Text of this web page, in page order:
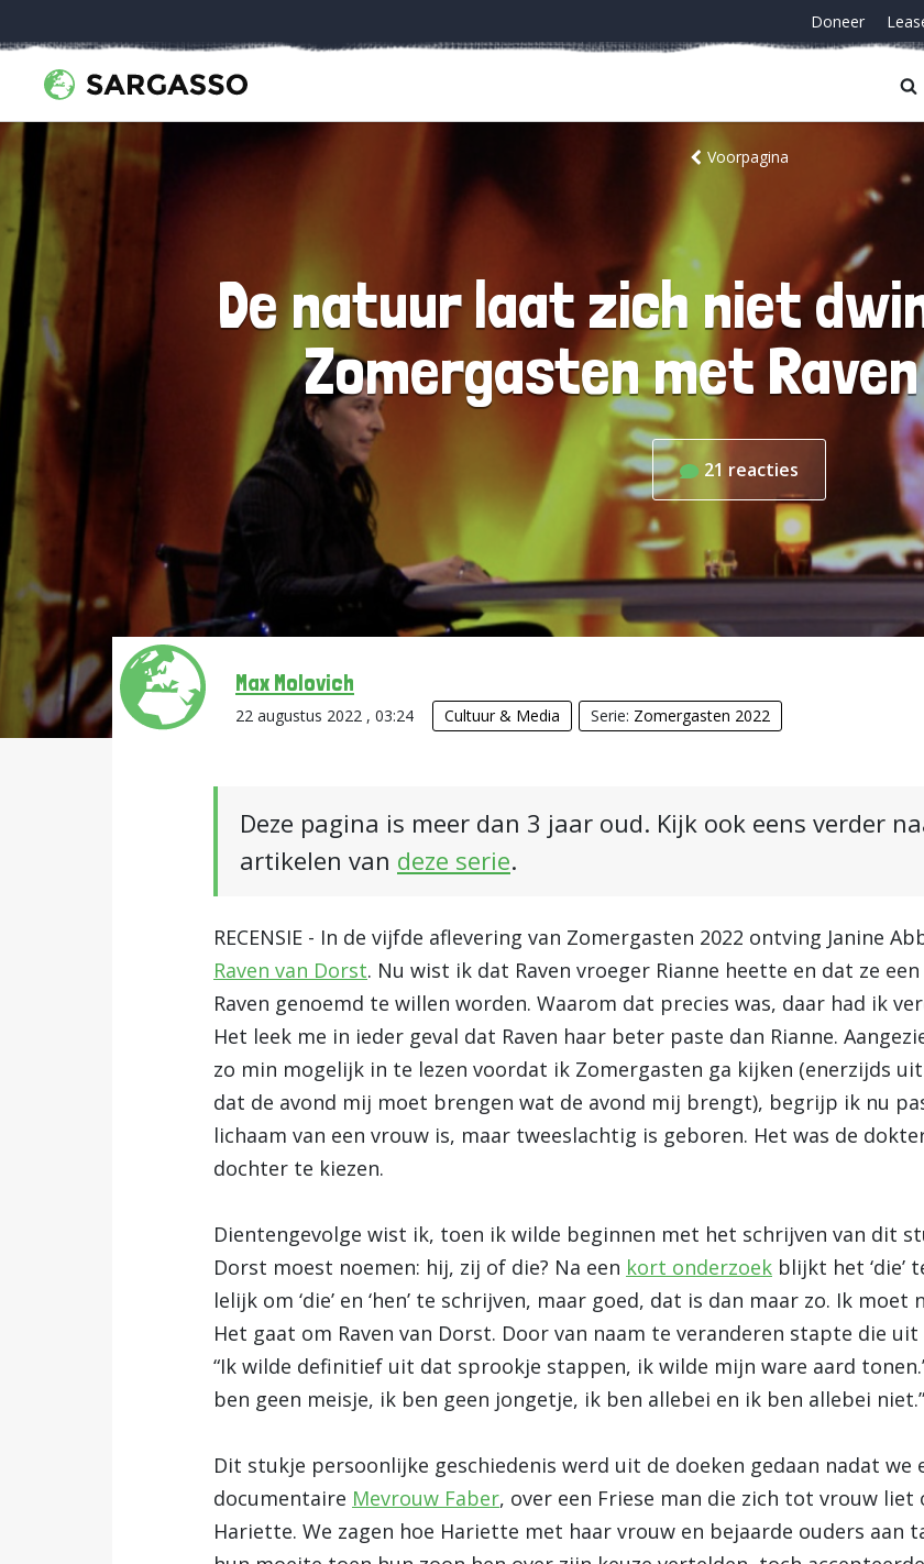
Doneer
Voorpagina
De natuur laat zich niet
Zomergasten met
21 reacties
Max Molovich
22 augustus 2022 , 03:24 Cultuur & Media Serie: Zomergasten 2022
Deze pagina is meer dan 3 jaar oud. Kijk ook eens verder
artikelen van deze serie.
RECENSIE - In de vijfde aflevering van Zomergasten 2022 ontving Janine
Raven van Dorst. Nu wist ik dat Raven vroeger Rianne heette en dat ze
Raven genoemd te willen worden. Waarom dat precies was, daar had ik
Het leek me in ieder geval dat Raven haar beter paste dan Rianne.
zo min mogelijk in te lezen voordat ik Zomergasten ga kijken (enerzijds
dat de avond mij moet brengen wat de avond mij brengt), begrijp ik nu
lichaam van een vrouw is, maar tweeslachtig is geboren. Het was de
dochter te kiezen.
Dientengevolge wist ik, toen ik wilde beginnen met het schrijven van dit
Dorst moest noemen: hij, zij of die? Na een kort onderzoek blijkt het ‘die’
lelijk om ‘die’ en ‘hen’ te schrijven, maar goed, dat is dan maar zo. Ik
Het gaat om Raven van Dorst. Door van naam te veranderen stapte die
“Ik wilde definitief uit dat sprookje stappen, ik wilde mijn ware aard
ben geen meisje, ik ben geen jongetje, ik ben allebei en ik ben allebei niet.”
Dit stukje persoonlijke geschiedenis werd uit de doeken gedaan nadat we
documentaire Mevrouw Faber, over een Friese man die zich tot vrouw liet
Hariette. We zagen hoe Hariette met haar vrouw en bejaarde ouders aan